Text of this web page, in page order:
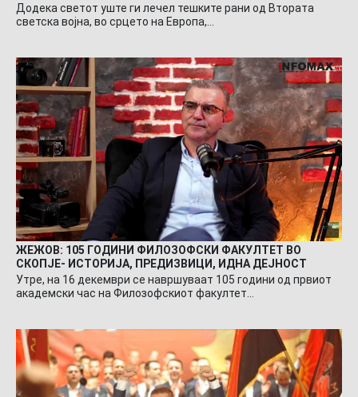
Додека светот уште ги лечел тешките рани од Втората
светска војна, во срцето на Европа,…
ЖЕЖОВ: 105 ГОДИНИ ФИЛОЗОФСКИ ФАКУЛТЕТ ВО
СКОПЈЕ- ИСТОРИЈА, ПРЕДИЗВИЦИ, ИДНА ДЕЈНОСТ
Утре, на 16 декември се навршуваат 105 години од првиот
академски час на Филозофскиот факултет…